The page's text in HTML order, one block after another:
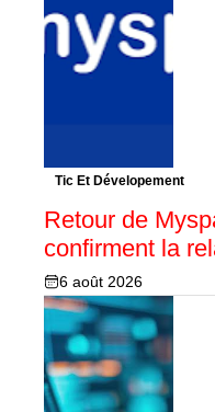
Tic Et Dévelopement
Retour de
confirment la
6 août 2026